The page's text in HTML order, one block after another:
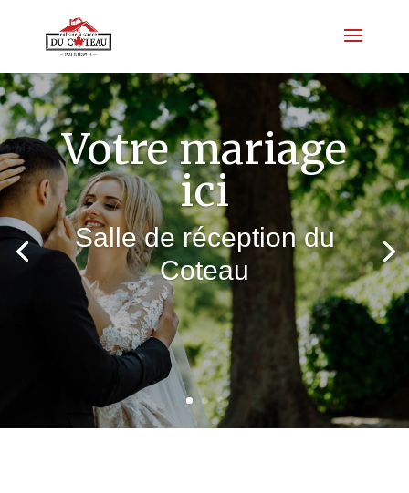
Votre mariage
ici
Salle de réception du
Coteau